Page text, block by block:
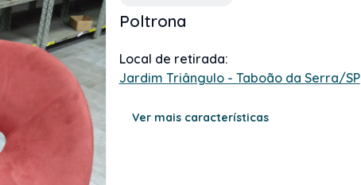
Poltrona
Local de retirada:
Jardim Triângulo - Taboão da Serra/SP
Ver mais características